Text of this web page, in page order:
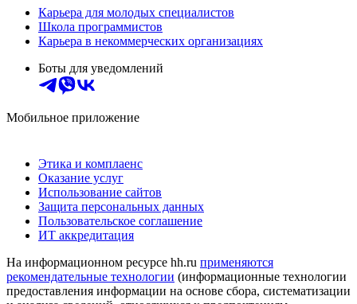
Карьера для молодых специалистов
Школа программистов
Карьера в некоммерческих организациях
Боты для уведомлений
Мобильное приложение
Этика и комплаенс
Оказание услуг
Использование сайтов
Защита персональных данных
Пользовательское соглашение
ИТ аккредитация
На информационном ресурсе hh.ru применяются
рекомендательные технологии (информационные технологии
предоставления информации на основе сбора, систематизации